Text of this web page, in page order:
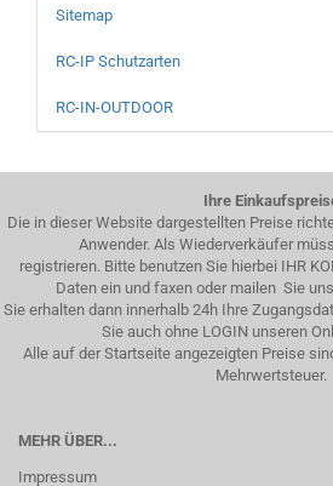
Sitemap
RC-IP Schutzarten
RC-IN-OUTDOOR
Ihre
Die in dieser Website dargestellten Preise
Anwender. Als Wiederverkäufer
registrieren. Bitte benutzen Sie hierbei IHR
Daten ein und faxen oder mailen Sie
Sie erhalten dann innerhalb 24h Ihre
Sie auch ohne LOGIN unseren
Alle auf der Startseite angezeigten Preise
Mehrwertsteuer.
MEHR ÜBER...
Impressum